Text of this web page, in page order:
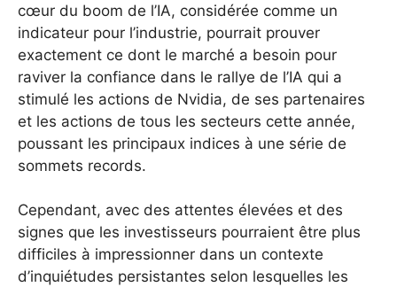
cœur du boom de l’IA, considérée comme un
indicateur pour l’industrie, pourrait prouver
exactement ce dont le marché a besoin pour
raviver la confiance dans le rallye de l’IA qui a
stimulé les actions de Nvidia, de ses partenaires
et les actions de tous les secteurs cette année,
poussant les principaux indices à une série de
sommets records.
Cependant, avec des attentes élevées et des
signes que les investisseurs pourraient être plus
difficiles à impressionner dans un contexte
d’inquiétudes persistantes selon lesquelles les